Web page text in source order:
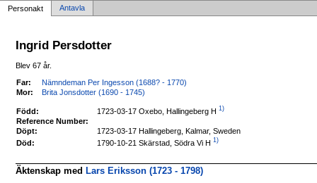
Personakt Antavla
Ingrid Persdotter
Blev 67 år.
Far:
Nämndeman Per Ingesson (1688? - 1770)
Mor:
Brita Jonsdotter (1690 - 1745)
Född: 1723-03-17 Oxebo, Hallingeberg H 1)
Reference Number:
Döpt:
1723-03-17 Hallingeberg, Kalmar, Sweden
Död:
1790-10-21 Skärstad, Södra Vi H 1)
Äktenskap medLars Eriksson (1723 - 1798)